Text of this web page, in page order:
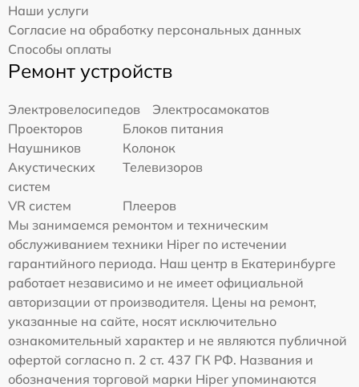
Наши услуги
Согласие на обработку персональных данных
Способы оплаты
Ремонт устройств
Электровелосипедов
Электросамокатов
Проекторов
Блоков питания
Наушников
Колонок
Акустических
систем
Телевизоров
VR систем
Плееров
Мы занимаемся ремонтом и техническим
обслуживанием техники Hiper по истечении
гарантийного периода. Наш центр в Екатеринбурге
работает независимо и не имеет официальной
авторизации от производителя. Цены на ремонт,
указанные на сайте, носят исключительно
ознакомительный характер и не являются публичной
офертой согласно п. 2 ст. 437 ГК РФ. Названия и
обозначения торговой марки Hiper упоминаются